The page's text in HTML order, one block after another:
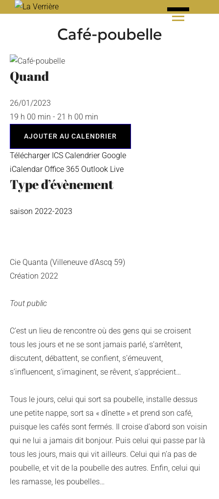
Café-poubelle
Quand
26/01/2023
19 h 00 min - 21 h 00 min
AJOUTER AU CALENDRIER
Télécharger ICS Calendrier Google
iCalendar Office 365 Outlook Live
Type d’évènement
saison 2022-2023
Cie Quanta (Villeneuve d’Ascq 59)
Création 2022
Tout public
C’est un lieu de rencontre où des gens qui se croisent
tous les jours et ne se sont jamais parlé, s’arrêtent,
discutent, débattent, se confient, s’émeuvent,
s’influencent, s’imaginent, se rêvent, s’apprécient…
Tous le jours, celui qui sort sa poubelle, installe dessus
une petite nappe, sort sa « dînette » et prend son café,
puisque les cafés sont fermés. Il croise d’abord son voisin
qui ne lui a jamais dit bonjour. Puis celui qui passe par là
tous les jours, mais qui vit ailleurs. Celui qui n’a pas de
poubelle, et vit de la poubelle des autres. Enfin, celui qui
les ramasse, les poubelles…